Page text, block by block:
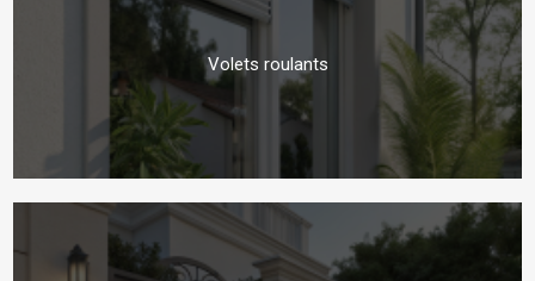
Volets roulants